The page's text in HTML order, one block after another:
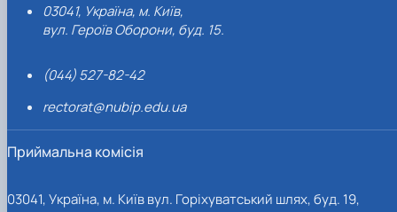
03041, Україна, м. Київ,
вул. Героїв Оборони, буд. 15.
(044) 527-82-42
rectorat@nubip.edu.ua
Приймальна комісія
03041, Україна, м. Київ вул. Горіхуватський шлях, буд. 19,